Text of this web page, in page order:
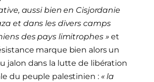
aussi bien en Cisjordanie
et dans les divers camps
des pays limitrophes »et
marque bien alors un
jalon dans la lutte de libération
du peuple palestinien : « la